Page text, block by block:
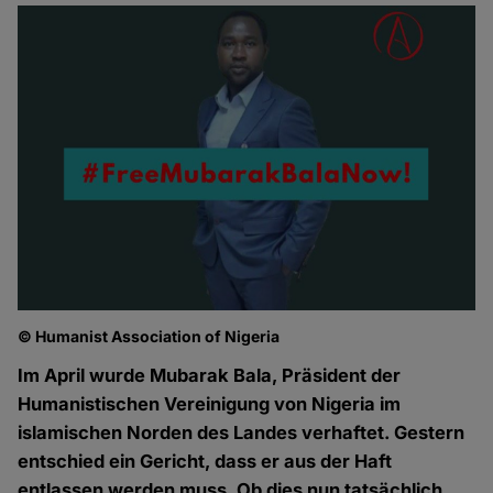
© Humanist Association of Nigeria
Im April wurde Mubarak Bala, Präsident der
Humanistischen Vereinigung von Nigeria im
islamischen Norden des Landes verhaftet. Gestern
entschied ein Gericht, dass er aus der Haft